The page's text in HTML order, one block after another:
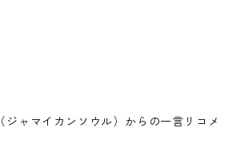
ジャマイカンソウル）からの一言リコメ